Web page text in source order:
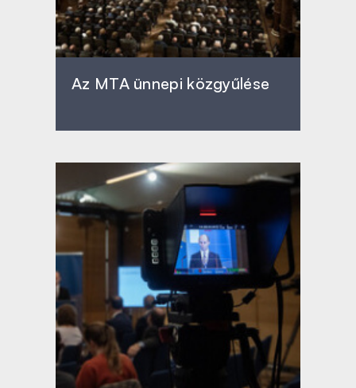
Az MTA ünnepi közgyűlése